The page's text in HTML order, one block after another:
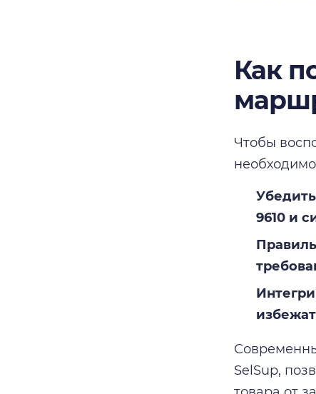
Как
Чтобы
9610 и
SelSup,